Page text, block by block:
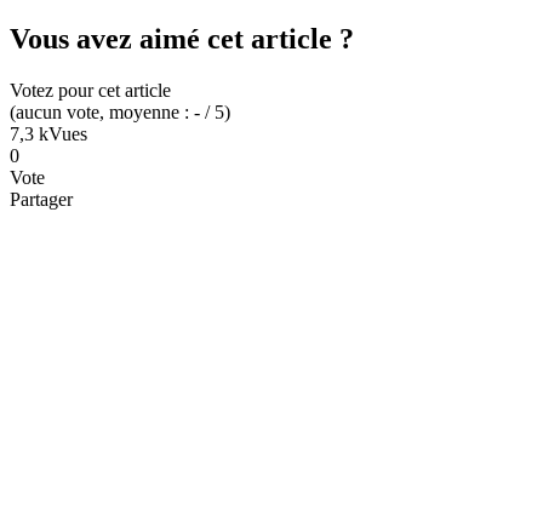
Vous avez aimé cet article ?
Votez pour cet article
(aucun vote, moyenne : - / 5)
7,3 kVues
0
Vote
Partager